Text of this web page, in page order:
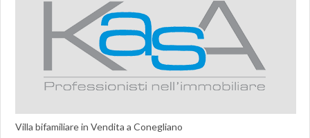
Villa bifamiliare in Vendita a Conegliano